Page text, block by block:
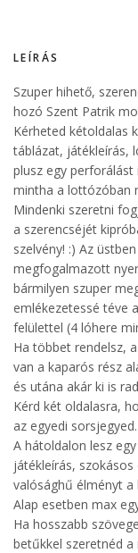
LEÍRÁS
Szuper hihető,
hozó Szent Patrik
Kérheted kétoldalas
táblázat, játékleírás,
plusz egy perforálást
mintha a lottózóban
Mindenki szeretni
a szerencséjét
szelvény! :) Az
megfogalmazott
bármilyen szuper
emlékezetessé téve
felülettel (4 lóhere
Ha többet rendelsz,
van a kaparós rész
és utána akár ki is
Kérd két oldalasra,
az egyedi sorsjegyed.
A hátoldalon lesz
játékleírás,
valósághű élményt
Alap esetben max
Ha hosszabb
betűkkel szeretnéd